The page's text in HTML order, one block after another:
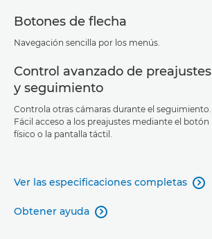
Botones de flecha
Navegación sencilla por los menús.
Control avanzado de preajustes
y seguimiento
Controla otras cámaras durante el seguimiento.
Fácil acceso a los preajustes mediante el botón
físico o la pantalla táctil.
Ver las especificaciones completas 
Obtener ayuda 